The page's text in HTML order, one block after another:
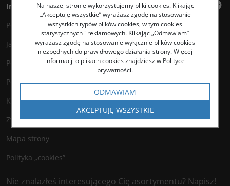
Informacje
Polityka prywatności
Jak kupować?
Polityka legalności
Polityka antyspamowa
Kontakt
Zwroty
Mapa strony
Polityka „cookies”
Nie znalazłeś interesującego Cię asortymentu? Napisz!
Na naszej stronie wykorzystujemy pliki cookies. Klikając
„Akceptuję wszystkie” wyrażasz zgodę na stosowanie
wszystkich typów plików cookies, w tym cookies
statystycznych i reklamowych. Klikając „Odmawiam”
wyrażasz zgodę na stosowanie wyłącznie plików cookies
niezbędnych do prawidłowego działania strony. Więcej
informacji o plikach cookies znajdziesz w Polityce
prywatności.
ODMAWIAM
AKCEPTUJĘ WSZYSTKIE